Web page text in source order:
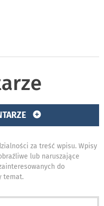
za treść wpisu. Wpisy
lub naruszające
do
temat.